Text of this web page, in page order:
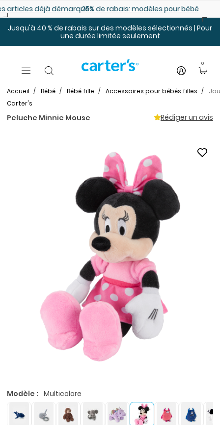
démarqués25% de rabais: modèles pour bébé
Jusqu'à 40 % de rabais sur des modèles sélectionnés | Pour
une durée limitée seulement
0
Accueil Bébé Bébé fille Accessoires pour bébés filles
Carter's
Peluche Minnie Mouse Rédiger un avis
Modèle : Multicolore